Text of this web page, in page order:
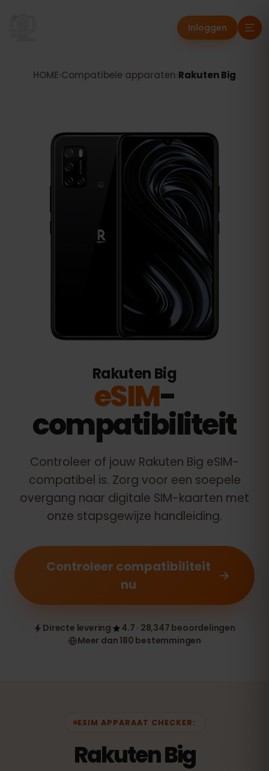
Inloggen
HOME Compatibele apparaten Rakuten Big
Rakuten Big
eSIM-
compatibiliteit
Controleer of jouw Rakuten Big eSIM-
compatibel is. Zorg voor een soepele
overgang naar digitale SIM-kaarten met
onze stapsgewijze handleiding.
Controleer compatibiliteit
nu
Directe levering
4.7 · 28,347 beoordelingen
Meer dan 180 bestemmingen
ESIM APPARAAT CHECKER:
Rakuten Big